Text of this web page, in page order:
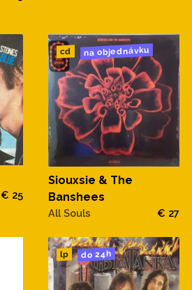
€ 25
cd na objednávku
Siouxsie & The
Banshees
All Souls € 27
lp do 24h